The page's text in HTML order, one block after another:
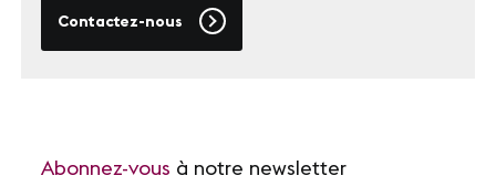
Contactez-nous
Abonnez-vous à notre newsletter